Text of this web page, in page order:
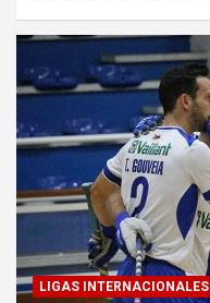
LIGAS INTERNACIONALES